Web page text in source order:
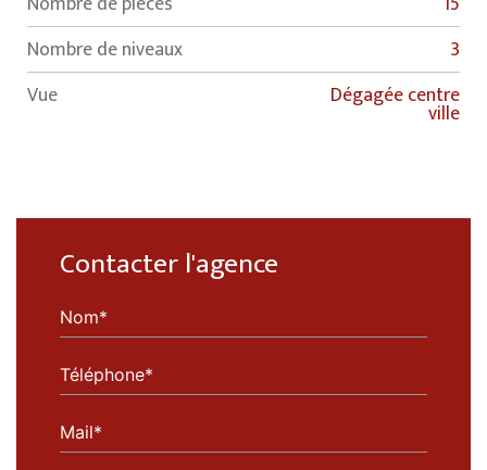
Nombre de niveaux
3
Vue
Dégagée centre
ville
Contacter l'agence
Nom*
Téléphone*
Mail*